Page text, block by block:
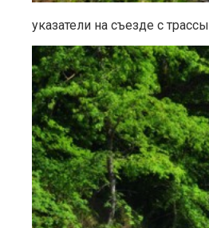
указатели на съезде с трассы